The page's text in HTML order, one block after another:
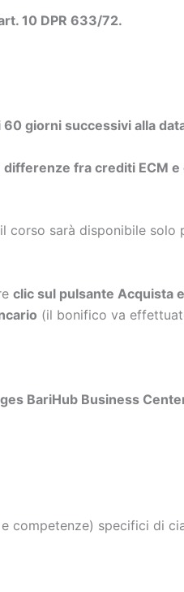
10 DPR 633/72.
giorni successivi alla
differenze fra crediti ECM e
corso sarà disponibile solo
clic sul pulsante Acquista
(il bonifico va
BariHub Business
competenze) specifici di